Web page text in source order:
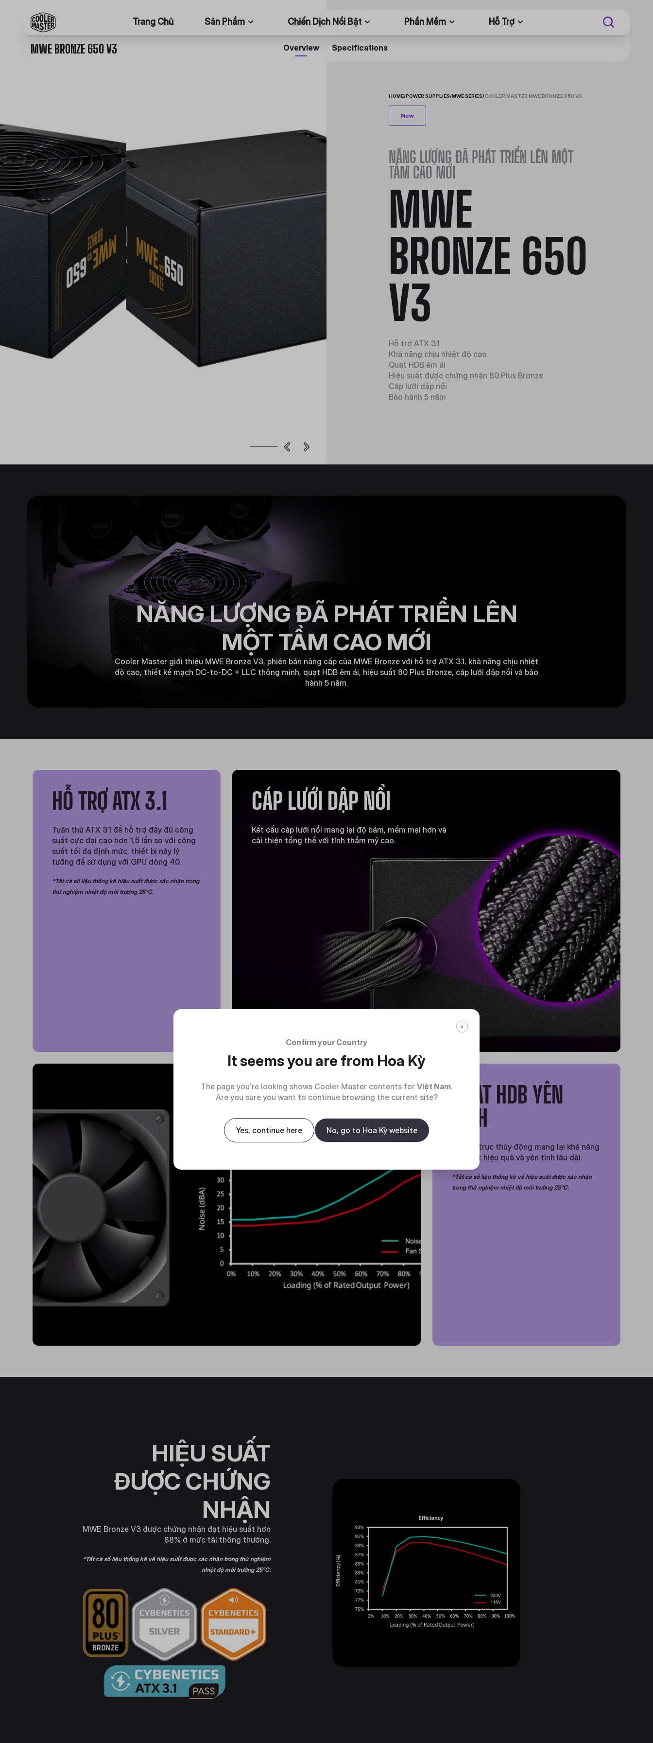
Trang Chủ Sản Phẩm Chiến Dịch Nổi Bật Phần Mềm Hỗ Trợ
MWE BRONZE 650 V3 Overview Specifications
HOME/POWER SUPPLIES/MWE SERIES/COOLER MASTER MWE BRONZE 650 V3
New
NĂNG LƯỢNG ĐÃ PHÁT TRIỂN LÊN MỘT
TẦM CAO MỚI
MWE
BRONZE 650
V3
Hỗ trợ ATX 3.1
Khả năng chịu nhiệt độ cao
Quạt HDB êm ái
Hiệu suất được chứng nhận 80 Plus Bronze
Cáp lưới dập nổi
Bảo hành 5 năm
NĂNG LƯỢNG ĐÃ PHÁT TRIỂN LÊN
MỘT TẦM CAO MỚI
Cooler Master giới thiệu MWE Bronze V3, phiên bản nâng cấp của MWE Bronze với hỗ trợ ATX 3.1, khả năng chịu nhiệt
độ cao, thiết kế mạch DC-to-DC + LLC thông minh, quạt HDB êm ái, hiệu suất 80 Plus Bronze, cáp lưới dập nổi và bảo
hành 5 năm.
HỖ TRỢ ATX 3.1
Tuân thủ ATX 3.1 để hỗ trợ đầy đủ công
suất cực đại cao hơn 1,5 lần so với công
suất tối đa định mức, thiết bị này lý
tưởng để sử dụng với GPU dòng 40.
*Tất cả số liệu thống kê hiệu suất được xác nhận trong
thử nghiệm nhiệt độ môi trường 25°C.
CÁP LƯỚI DẬP NỔI
Kết cấu cáp lưới nổi mang lại độ bám, mềm mại hơn và
cải thiện tổng thể với tính thẩm mỹ cao.
QUẠT HDB YÊN
TĨNH
Quạt ổ trục thủy động mang lại khả năng
làm mát hiệu quả và yên tĩnh lâu dài.
*Tất ​​cả số liệu thống kê về hiệu suất được xác nhận
trong thử nghiệm nhiệt độ môi trường 25°C.
HIỆU SUẤT
ĐƯỢC CHỨNG
NHẬN
MWE Bronze V3 được chứng nhận đạt hiệu suất hơn
88% ở mức tải thông thường.​​​​
*Tất cả số liệu thống kê về hiệu suất được xác nhận trong thử nghiệm
nhiệt độ môi trường 25°C.
Confirm your Country
It seems you are from Hoa Kỳ
The page you're looking shows Cooler Master contents for Việt Nam.
Are you sure you want to continue browsing the current site?
Yes, continue here No, go to Hoa Kỳ website